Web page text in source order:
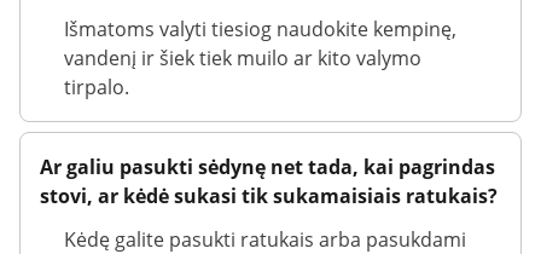
Išmatoms valyti tiesiog naudokite kempinę,
vandenį ir šiek tiek muilo ar kito valymo
tirpalo.
Ar galiu pasukti sėdynę net tada, kai pagrindas
stovi, ar kėdė sukasi tik sukamaisiais ratukais?
Kėdę galite pasukti ratukais arba pasukdami